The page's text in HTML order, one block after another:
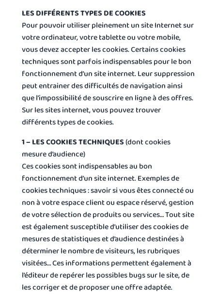
LES DIFFÉRENTS TYPES DE COOKIES
Pour pouvoir utiliser pleinement un site Internet sur
votre ordinateur, votre tablette ou votre mobile,
vous devez accepter les cookies. Certains cookies
techniques sont parfois indispensables pour le bon
fonctionnement d’un site internet. Leur suppression
peut entrainer des difficultés de navigation ainsi
que l’impossibilité de souscrire en ligne à des offres.
Sur les sites internet, vous pouvez trouver
différents types de cookies.
1 – LES COOKIES TECHNIQUES(dont cookies
mesure d’audience)
Ces cookies sont indispensables au bon
fonctionnement d’un site internet. Exemples de
cookies techniques : savoir si vous êtes connecté ou
non à votre espace client ou espace réservé, gestion
de votre sélection de produits ou services… Tout site
est également susceptible d’utiliser des cookies de
mesures de statistiques et d’audience destinées à
déterminer le nombre de visiteurs, les rubriques
visitées… Ces informations permettent également à
l’éditeur de repérer les possibles bugs sur le site, de
les corriger et de proposer une offre adaptée.